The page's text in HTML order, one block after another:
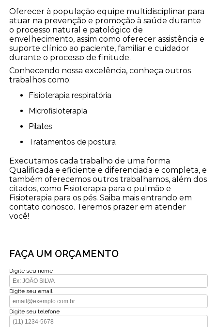
Oferecer à população equipe multidisciplinar para
atuar na prevenção e promoção à saúde durante
o processo natural e patológico de
envelhecimento, assim como oferecer assistência e
suporte clínico ao paciente, familiar e cuidador
durante o processo de finitude.
Conhecendo nossa excelência, conheça outros
trabalhos como:
Fisioterapia respiratória
Microfisioterapia
Pilates
Tratamentos de postura
Executamos cada trabalho de uma forma
Qualificada e eficiente e diferenciada e completa, e
também oferecemos outros trabalhamos, além dos
citados, como Fisioterapia para o pulmão e
Fisioterapia para os pés. Saiba mais entrando em
contato conosco. Teremos prazer em atender
você!
FAÇA UM ORÇAMENTO
Digite seu nome
Digite seu email
Digite seu telefone